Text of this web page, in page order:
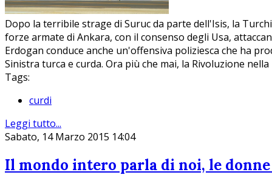
Dopo la terribile strage di Suruc da parte dell'Isis, la
forze armate di Ankara, con il consenso degli Usa,
Erdogan conduce anche un'offensiva poliziesca che ha
Sinistra turca e curda. Ora più che mai, la Rivoluzione
Tags:
curdi
Leggi tutto...
Sabato, 14 Marzo 2015 14:04
Il mondo intero parla di noi, le